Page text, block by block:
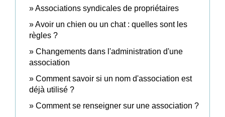
Associations syndicales de propriétaires
Avoir un chien ou un chat : quelles sont les
règles ?
Changements dans l'administration d'une
association
Comment savoir si un nom d'association est
déjà utilisé ?
Comment se renseigner sur une association ?